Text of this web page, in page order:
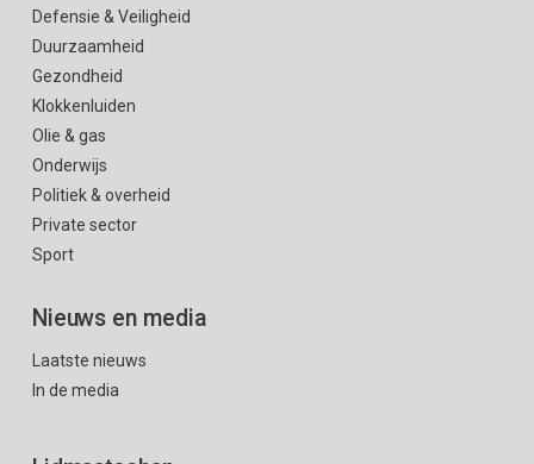
Defensie & Veiligheid
Duurzaamheid
Gezondheid
Klokkenluiden
Olie & gas
Onderwijs
Politiek & overheid
Private sector
Sport
Nieuws en media
Laatste nieuws
In de media